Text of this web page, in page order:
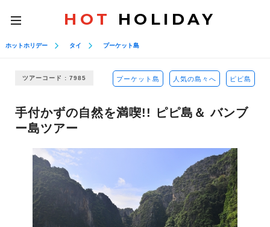
toggle
navigation
HOT HOLIDAY
ホットホリデー タイ プーケット島
ツアーコード : 7985 プーケット島 人気の島々へ ピピ島
手付かずの自然を満喫!! ピピ島＆ バンブ
ー島ツアー